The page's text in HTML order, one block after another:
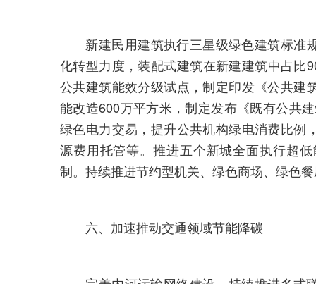
新建民用建筑执行三星级绿色建筑标准
化转型力度，装配式建筑在新建建筑中占比
公共建筑能效分级试点，制定印发《公共建
能改造600万平方米，制定发布《既有公共
绿色电力交易，提升公共机构绿电消费比例
源费用托管等。推进五个新城全面执行超
制。持续推进节约型机关、绿色商场、绿色
六、加速推动交通领域节能降碳